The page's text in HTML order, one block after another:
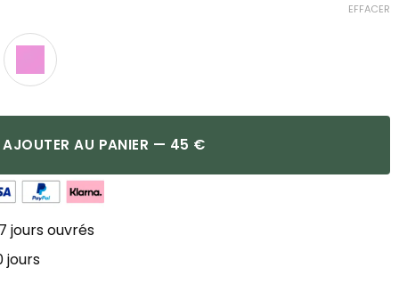
EFFACER
AJOUTER AU PANIER — 45 €
jours ouvrés
jours